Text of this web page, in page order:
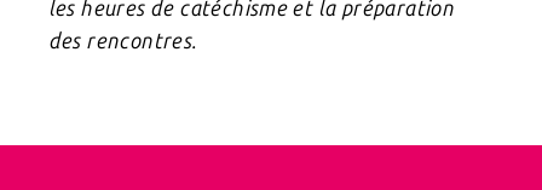
les heures de catéchisme et la préparation
des rencontres.